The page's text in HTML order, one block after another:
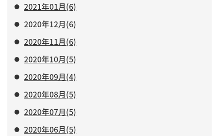
2021年01月(6)
2020年12月(6)
2020年11月(6)
2020年10月(5)
2020年09月(4)
2020年08月(5)
2020年07月(5)
2020年06月(5)